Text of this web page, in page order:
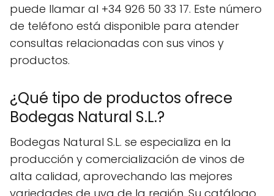
puede llamar al +34 926 50 33 17. Este número
de teléfono está disponible para atender
consultas relacionadas con sus vinos y
productos.
¿Qué tipo de productos ofrece
Bodegas Natural S.L.?
Bodegas Natural S.L. se especializa en la
producción y comercialización de vinos de
alta calidad, aprovechando las mejores